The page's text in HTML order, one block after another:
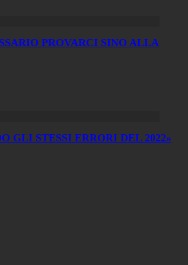
PROVARCI SINO ALLA
GLI STESSI ERRORI DEL 2022»